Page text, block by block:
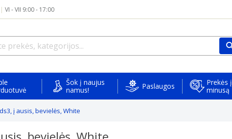
| VI - VII 9:00 - 17:00
Šok į naujus
namus!
Paslaugos
Prekės į
minusą
į ausis, bevielės, White